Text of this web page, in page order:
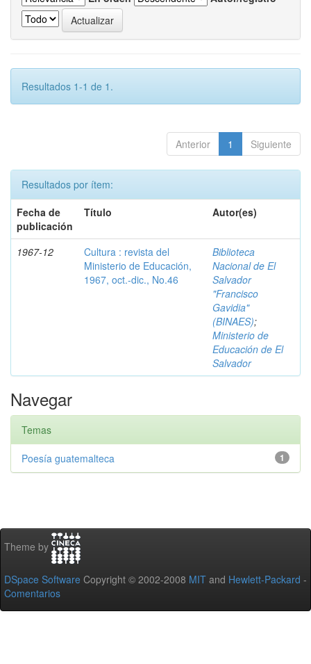
Resultados 1-1 de 1.
Anterior 1 Siguiente
Resultados por ítem:
Fecha de
publicación
Título Autor(es)
1967-12
Cultura : revista del
Ministerio de Educación,
1967, oct.-dic., No.46
Biblioteca
Nacional de El
Salvador
"Francisco
Gavidia"
(BINAES);
Ministerio de
Educación de El
Salvador
Navegar
Temas
1
Poesía guatemalteca
Theme by
DSpace Software Copyright © 2002-2008 MIT and Hewlett-Packard -
Comentarios